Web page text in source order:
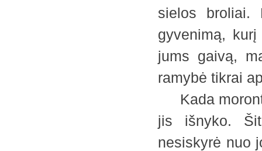
sielos
gyvenimą,
jums gaivą,
ramybė tikrai
Kada
jis išnyko.
nesiskyrė nuo